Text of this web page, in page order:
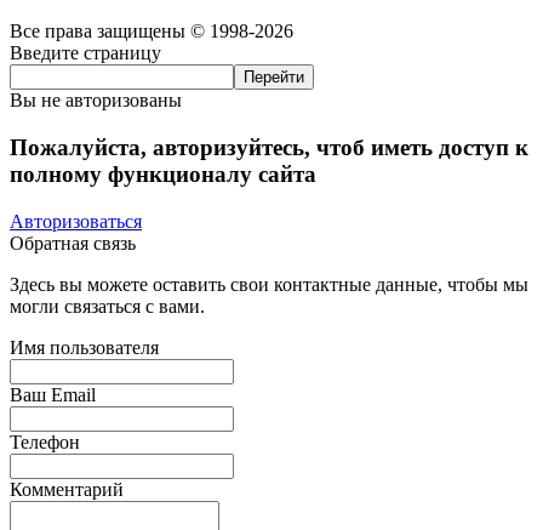
Все права защищены © 1998-2026
Введите страницу
Вы не авторизованы
Пожалуйста, авторизуйтесь, чтоб иметь доступ к
полному функционалу сайта
Авторизоваться
Обратная связь
Здесь вы можете оставить свои контактные данные, чтобы мы
могли связаться с вами.
Имя пользователя
Ваш Email
Телефон
Комментарий